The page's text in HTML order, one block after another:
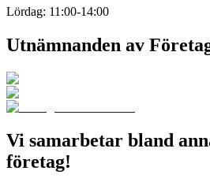
Lördag: 11:00-14:00
Utnämnanden av
Vi samarbetar bland
företag!